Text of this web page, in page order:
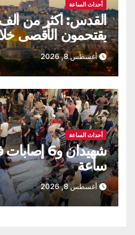
أحداث الساعة
القدس: أكثر من
يقتحمون الأقصى
أغسطس 8, 2026
أحداث الساعة
ساعة
أغسطس 8, 2026